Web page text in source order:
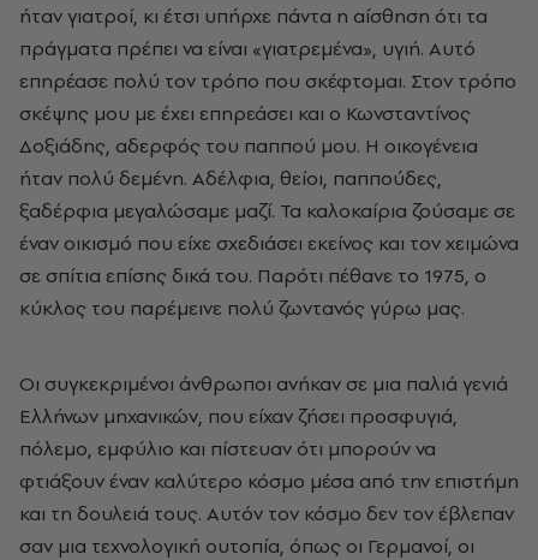
ήταν γιατροί, κι έτσι υπήρχε πάντα η αίσθηση ότι τα
πράγματα πρέπει να είναι «γιατρεμένα», υγιή. Αυτό
επηρέασε πολύ τον τρόπο που σκέφτομαι. Στον τρόπο
σκέψης μου με έχει επηρεάσει και ο Κωνσταντίνος
Δοξιάδης, αδερφός του παππού μου. Η οικογένεια
ήταν πολύ δεμένη. Αδέλφια, θείοι, παππούδες,
ξαδέρφια μεγαλώσαμε μαζί. Τα καλοκαίρια ζούσαμε σε
έναν οικισμό που είχε σχεδιάσει εκείνος και τον χειμώνα
σε σπίτια επίσης δικά του. Παρότι πέθανε το 1975, ο
κύκλος του παρέμεινε πολύ ζωντανός γύρω μας.
Οι συγκεκριμένοι άνθρωποι ανήκαν σε μια παλιά γενιά
Ελλήνων μηχανικών, που είχαν ζήσει προσφυγιά,
πόλεμο, εμφύλιο και πίστευαν ότι μπορούν να
φτιάξουν έναν καλύτερο κόσμο μέσα από την επιστήμη
και τη δουλειά τους. Αυτόν τον κόσμο δεν τον έβλεπαν
σαν μια τεχνολογική ουτοπία, όπως οι Γερμανοί, οι